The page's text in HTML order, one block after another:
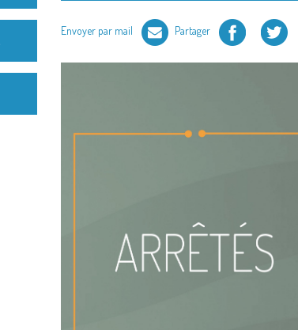
Envoyer par mail Partager Facebook Twitter